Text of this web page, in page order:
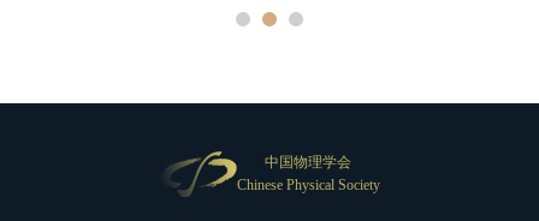
中国物理学会
Chinese Physical Society